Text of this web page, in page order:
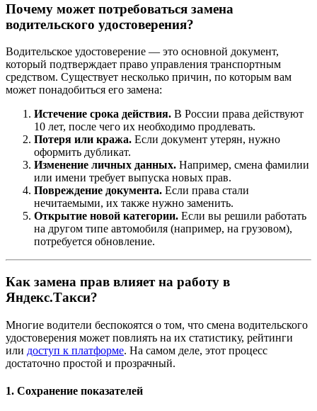
Почему может потребоваться замена
водительского удостоверения?
Водительское удостоверение — это основной документ,
который подтверждает право управления транспортным
средством. Существует несколько причин, по которым вам
может понадобиться его замена:
Истечение срока действия. В России права действуют
10 лет, после чего их необходимо продлевать.
Потеря или кража. Если документ утерян, нужно
оформить дубликат.
Изменение личных данных. Например, смена фамилии
или имени требует выпуска новых прав.
Повреждение документа. Если права стали
нечитаемыми, их также нужно заменить.
Открытие новой категории. Если вы решили работать
на другом типе автомобиля (например, на грузовом),
потребуется обновление.
Как замена прав влияет на работу в
Яндекс.Такси?
Многие водители беспокоятся о том, что смена водительского
удостоверения может повлиять на их статистику, рейтинги
или доступ к платформе. На самом деле, этот процесс
достаточно простой и прозрачный.
1. Сохранение показателей